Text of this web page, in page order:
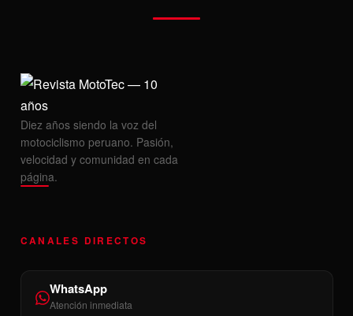
Diez años siendo la voz del
motociclismo peruano. Pasión,
velocidad y comunidad en cada
página.
CANALES DIRECTOS
WhatsApp
Atención inmediata